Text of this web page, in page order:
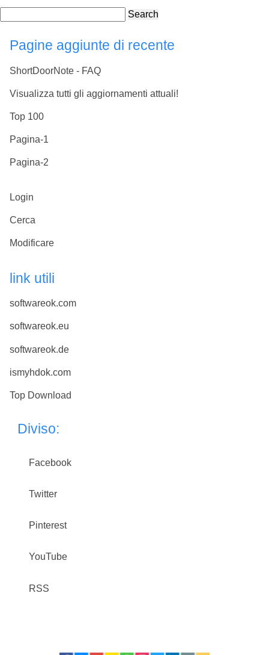
Search
Pagine aggiunte di recente
ShortDoorNote - FAQ
Visualizza tutti gli aggiornamenti attuali!
Top 100
Pagina-1
Pagina-2
Login
Cerca
Modificare
link utili
softwareok.com
softwareok.eu
softwareok.de
ismyhdok.com
Top Download
Diviso:
Facebook
Twitter
Pinterest
YouTube
RSS